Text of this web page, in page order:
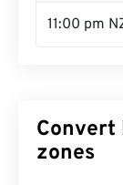
11:00 pm
Convert
zones